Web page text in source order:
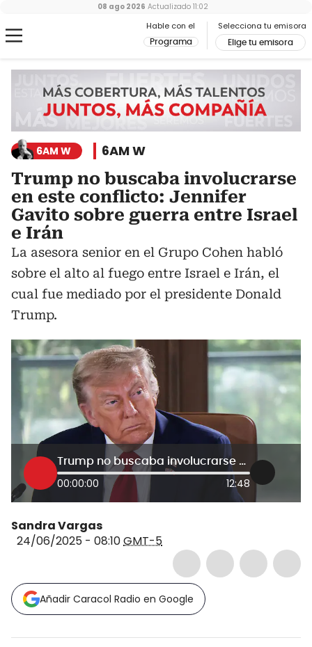
Hable con el
Programa
Selecciona tu emisora
Elige tu emisora
08 ago 2026 Actualizado 11:02
6AM W 6AM W
Trump no buscaba involucrarse
en este conflicto: Jennifer
Gavito sobre guerra entre Israel
e Irán
La asesora senior en el Grupo Cohen habló
sobre el alto al fuego entre Israel e Irán, el
cual fue mediado por el presidente Donald
Trump.
Trump no buscaba involucrarse en este conflicto: Jennifer Gavito sobre guerra entre Israel e Irán
00:00:00 12:48
Sandra Vargas
24/06/2025 - 08:10GMT-5
Añadir Caracol Radio en Google